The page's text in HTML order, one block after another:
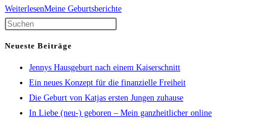
WeiterlesenMeine Geburtsberichte
Neueste Beiträge
Jennys Hausgeburt nach einem Kaiserschnitt
Ein neues Konzept für die finanzielle Freiheit
Die Geburt von Katjas ersten Jungen zuhause
In Liebe (neu-) geboren – Mein ganzheitlicher online